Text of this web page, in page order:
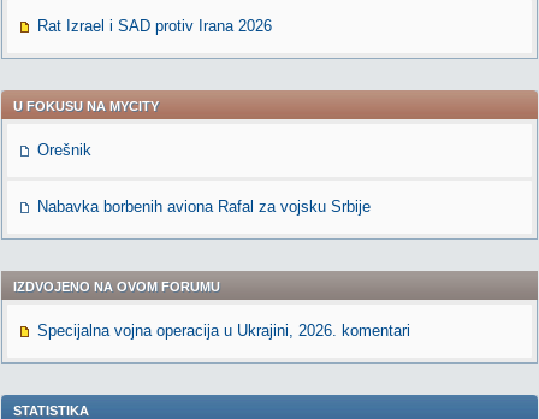
Rat Izrael i SAD protiv Irana 2026
U FOKUSU NA MYCITY
Orešnik
Nabavka borbenih aviona Rafal za vojsku Srbije
IZDVOJENO NA OVOM FORUMU
Specijalna vojna operacija u Ukrajini, 2026. komentari
STATISTIKA